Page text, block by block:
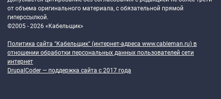
от объема оригинального материала, с обязательной прямой
гиперссылкой.
©2005 - 2026 «Кабельщик»
Политика сайта "Кабельщик" (интернет-адреса www.cableman.ru) в
отношении обработки персональных данных пользователей сети
интернет
DrupalCoder — поддержка сайта c 2017 года